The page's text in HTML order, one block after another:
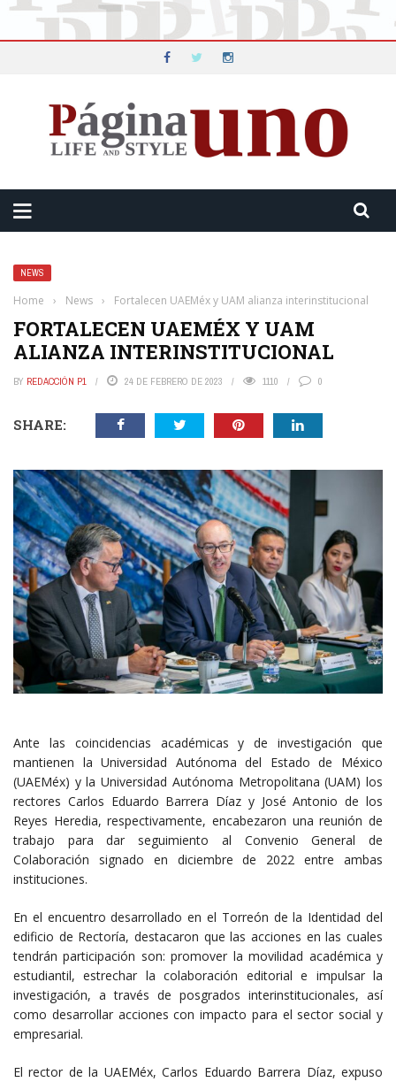
NEWS
Home › News › Fortalecen UAEMéx y UAM alianza interinstitucional
FORTALECEN UAEMÉX Y UAM
ALIANZA INTERINSTITUCIONAL
BY REDACCIÓN P1 24 DE FEBRERO DE 2023 1110 0
SHARE:
Ante las coincidencias académicas y de investigación que
mantienen la Universidad Autónoma del Estado de México
(UAEMéx) y la Universidad Autónoma Metropolitana (UAM) los
rectores Carlos Eduardo Barrera Díaz y José Antonio de los
Reyes Heredia, respectivamente, encabezaron una reunión de
trabajo para dar seguimiento al Convenio General de
Colaboración signado en diciembre de 2022 entre ambas
instituciones.
En el encuentro desarrollado en el Torreón de la Identidad del
edificio de Rectoría, destacaron que las acciones en las cuales
tendrán participación son: promover la movilidad académica y
estudiantil, estrechar la colaboración editorial e impulsar la
investigación, a través de posgrados interinstitucionales, así
como desarrollar acciones con impacto para el sector social y
empresarial.
El rector de la UAEMéx, Carlos Eduardo Barrera Díaz, expuso